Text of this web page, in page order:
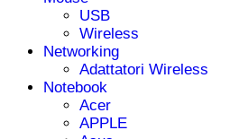
USB
Wireless
Networking
Adattatori Wireless
Notebook
Acer
APPLE